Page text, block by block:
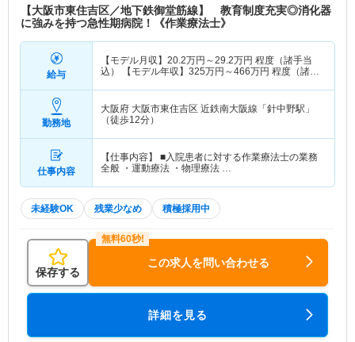
【大阪市東住吉区／地下鉄御堂筋線】 教育制度充実◎消化器
に強みを持つ急性期病院！《作業療法士》
給与
【モデル月収】 20.2万円～29.2万円 程度（諸手当
込） 【モデル年収】 325万円～466万円 程度（諸手
勤務地
大阪府 大阪市東住吉区 近鉄南大阪線「針中野駅」
（徒歩12分）
仕事内容
【仕事内容】 ■入院患者に対する作業療法士の業務
全般 ・運動療法 ・物理療法 …
未経験OK 残業少なめ 積極採用中
保存する
この求人を問い合わせる
詳細を見る